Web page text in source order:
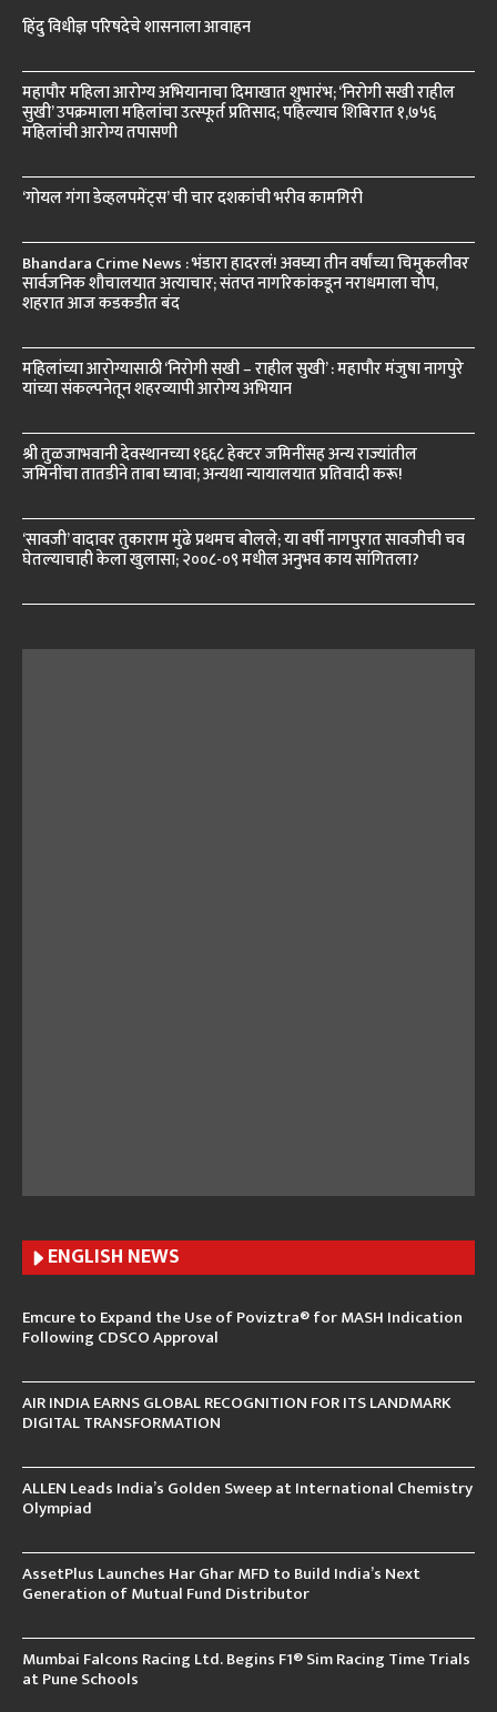
हिंदु विधीज्ञ परिषदेचे शासनाला आवाहन
महापौर महिला आरोग्य अभियानाचा दिमाखात शुभारंभ; ‘निरोगी सखी राहील
सुखी’ उपक्रमाला महिलांचा उत्स्फूर्त प्रतिसाद; पहिल्याच शिबिरात १,७५६
महिलांची आरोग्य तपासणी
‘गोयल गंगा डेव्हलपमेंट्स’ ची चार दशकांची भरीव कामगिरी
Bhandara Crime News : भंडारा हादरलं! अवघ्या तीन वर्षांच्या चिमुकलीवर
सार्वजनिक शौचालयात अत्याचार; संतप्त नागरिकांकडून नराधमाला चोप,
शहरात आज कडकडीत बंद
महिलांच्या आरोग्यासाठी ‘निरोगी सखी – राहील सुखी’ : महापौर मंजुषा नागपुरे
यांच्या संकल्पनेतून शहरव्यापी आरोग्य अभियान
श्री तुळजाभवानी देवस्थानच्या १६६८ हेक्टर जमिनींसह अन्य राज्यांतील
जमिनींचा तातडीने ताबा घ्यावा; अन्यथा न्यायालयात प्रतिवादी करू!
‘सावजी’ वादावर तुकाराम मुंढे प्रथमच बोलले; या वर्षी नागपुरात सावजीची चव
घेतल्याचाही केला खुलासा; २००८-०९ मधील अनुभव काय सांगितला?
ENGLISH NEWS
Emcure to Expand the Use of Poviztra® for MASH Indication
Following CDSCO Approval
AIR INDIA EARNS GLOBAL RECOGNITION FOR ITS LANDMARK
DIGITAL TRANSFORMATION
ALLEN Leads India’s Golden Sweep at International Chemistry
Olympiad
AssetPlus Launches Har Ghar MFD to Build India’s Next
Generation of Mutual Fund Distributor
Mumbai Falcons Racing Ltd. Begins F1® Sim Racing Time Trials
at Pune Schools